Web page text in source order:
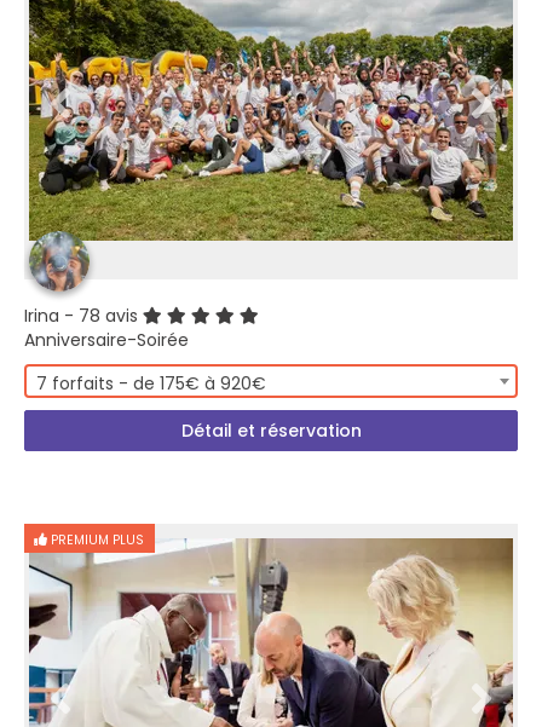
Irina - 78 avis
Anniversaire-Soirée
7 forfaits - de 175€ à 920€
Détail et réservation
PREMIUM PLUS